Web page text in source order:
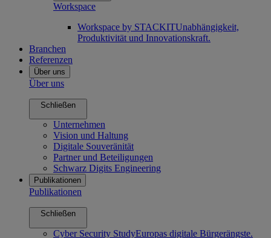
Workspace
Workspace by STACKITUnabhängigkeit,
Produktivität und Innovationskraft.
Branchen
Referenzen
Über uns
Über uns
Schließen
Unternehmen
Vision und Haltung
Digitale Souveränität
Partner und Beteiligungen
Schwarz Digits Engineering
Publikationen
Publikationen
Schließen
Cyber Security StudyEuropas digitale Bürgerängste.